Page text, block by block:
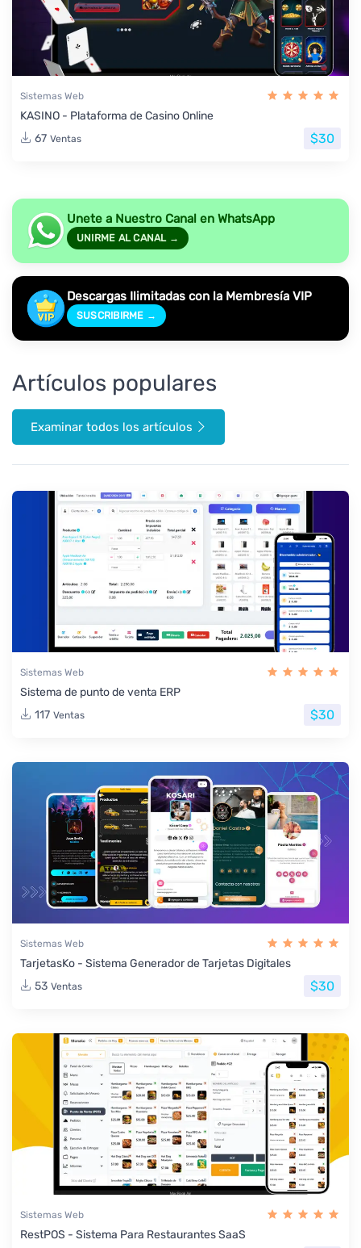
Sistemas Web
KASINO - Plataforma de Casino Online
67 Ventas $30
Unete a Nuestro Canal en WhatsApp
UNIRME AL CANAL →
Descargas Ilimitadas con la Membresía VIP
SUSCRIBIRME →
Artículos populares
Examinar todos los artículos
Sistemas Web
Sistema de punto de venta ERP
117 Ventas $30
Sistemas Web
TarjetasKo - Sistema Generador de Tarjetas Digitales
53 Ventas $30
Sistemas Web
RestPOS - Sistema Para Restaurantes SaaS